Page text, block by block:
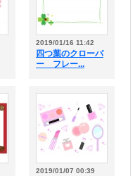
2019/01/16 11:42
四つ葉のクローバ
ー フレー...
2019/01/07 00:39